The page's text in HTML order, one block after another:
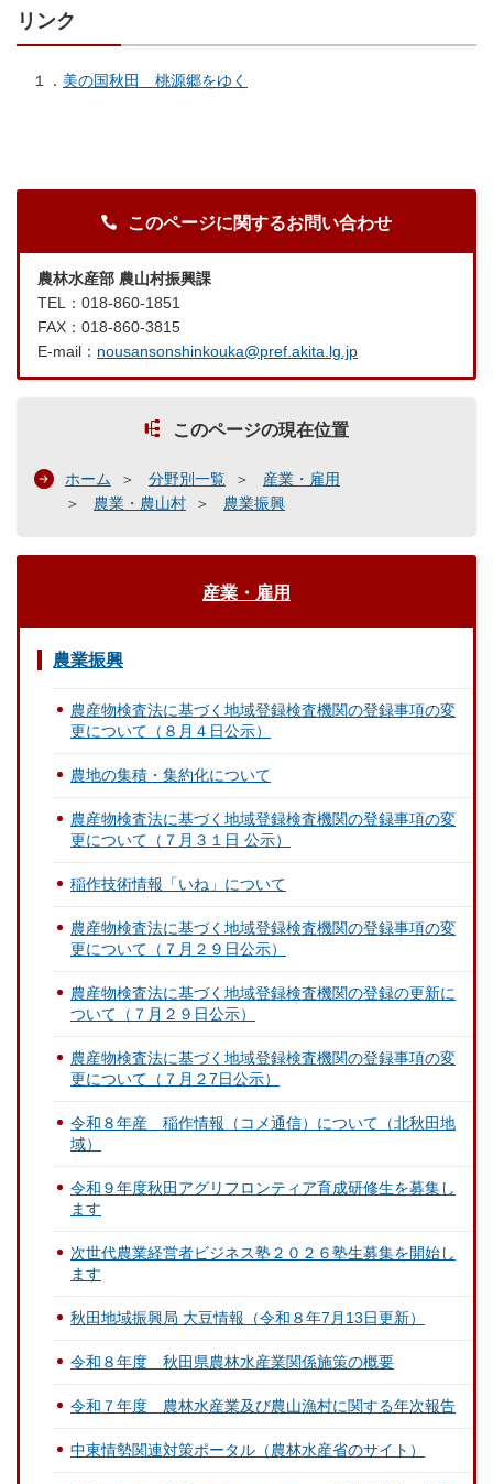
リンク
１． 美の国秋田 桃源郷をゆく
このページに関するお問い合わせ
農林水産部 農山村振興課
TEL：018-860-1851
FAX：018-860-3815
E-mail： nousansonshinkouka@pref.akita.lg.jp
このページの現在位置
ホーム 分野別一覧
産業・雇用
農業・農山村
農業振興
産業・雇用
農業振興
農産物検査法に基づく地域登録検査機関の登録事項の変
更について（８月４日公示）
農地の集積・集約化について
農産物検査法に基づく地域登録検査機関の登録事項の変
更について（７月３１日 公示）
稲作技術情報「いね」について
農産物検査法に基づく地域登録検査機関の登録事項の変
更について（７月２９日公示）
農産物検査法に基づく地域登録検査機関の登録の更新に
ついて（７月２９日公示）
農産物検査法に基づく地域登録検査機関の登録事項の変
更について（７月２7日公示）
令和８年産 稲作情報（コメ通信）について（北秋田地
域）
令和９年度秋田アグリフロンティア育成研修生を募集し
ます
次世代農業経営者ビジネス塾２０２６塾生募集を開始し
ます
秋田地域振興局 大豆情報（令和８年7月13日更新）
令和８年度 秋田県農林水産業関係施策の概要
令和７年度 農林水産業及び農山漁村に関する年次報告
中東情勢関連対策ポータル（農林水産省のサイト）